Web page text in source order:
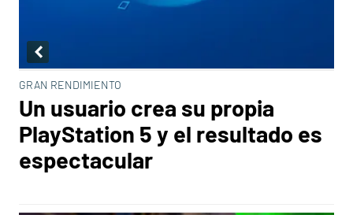
GRAN RENDIMIENTO
Un usuario crea su propia
PlayStation 5 y el resultado es
espectacular